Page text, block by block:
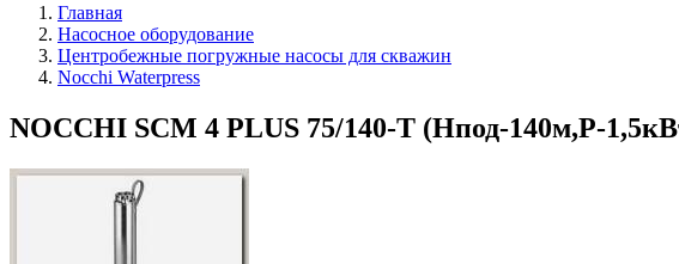
Главная
Насосное оборудование
Центробежные погружные насосы для скважин
Nocchi Waterpress
NOCCHI SCM 4 PLUS 75/140-T (Hпод-140м,P-